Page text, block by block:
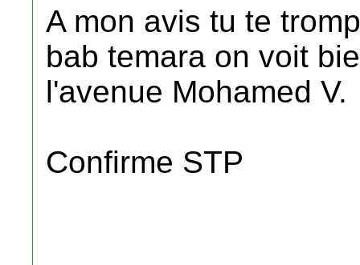
A mon avis tu te
bab temara on voit
l'avenue Mohamed V.
Confirme STP